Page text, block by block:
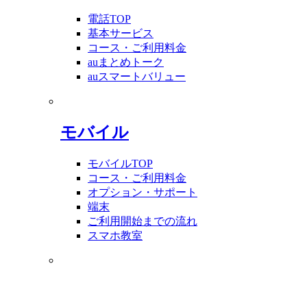
電話TOP
基本サービス
コース・ご利用料金
auまとめトーク
auスマートバリュー
モバイル
モバイルTOP
コース・ご利用料金
オプション・サポート
端末
ご利用開始までの流れ
スマホ教室